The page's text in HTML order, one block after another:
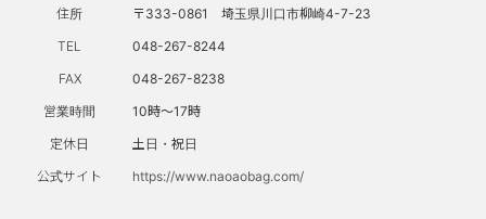
住所
〒333-0861 埼玉県川口市柳崎4-7-23
TEL
048-267-8244
FAX
048-267-8238
営業時間
10時～17時
定休日
土日・祝日
公式サイト
https://www.naoaobag.com/